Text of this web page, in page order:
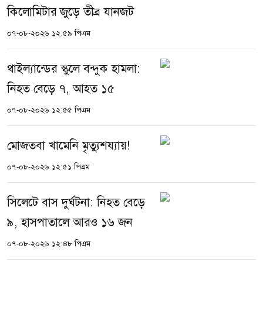
কিলোমিটার জুড়ে তীব্র যানজট
০৭-০৮-২০২৬ ১২:৫৯ পিএম
থাইল্যান্ডের স্কুলে বন্দুক হামলা:
নিহত বেড়ে ৭, আহত ১৫
০৭-০৮-২০২৬ ১২:৫৫ পিএম
মোজতবা খামেনি মৃত্যুশয্যায়!
০৭-০৮-২০২৬ ১২:৫১ পিএম
সিলেটে বাস দুর্ঘটনা: নিহত বেড়ে
৯, হাসপাতালে আরও ১৬ জন
০৭-০৮-২০২৬ ১২:৪৮ পিএম